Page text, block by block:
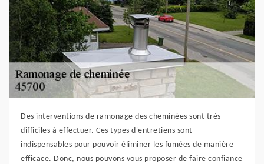
Des interventions de ramonage des cheminées sont très
difficiles à effectuer. Ces types d'entretiens sont
indispensables pour pouvoir éliminer les fumées de manière
efficace. Donc, nous pouvons vous proposer de faire confiance